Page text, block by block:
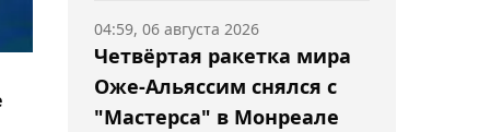
Четвёртая ракетка мира
Оже-Альяссим снялся с
"Мастерса" в Монреале
04:59, 06 августа 2026